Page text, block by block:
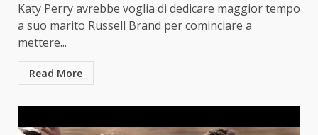
Katy Perry avrebbe voglia di dedicare maggior tempo
a suo marito Russell Brand per cominciare a
mettere...
Read More